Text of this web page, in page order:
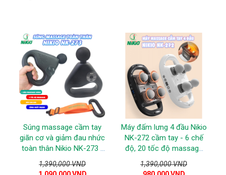
Súng massage cầm tay
giãn cơ và giảm đau nhức
toàn thân Nikio NK-273 -
Có dây đai massage
1,390,000 VND
Máy đấm lưng 4 đầu Nikio
NK-272 cầm tay - 6 chế
độ, 20 tốc độ massage
giúp giảm đau nhức mỏi,
giãn cơ toàn thân
1,390,000 VND